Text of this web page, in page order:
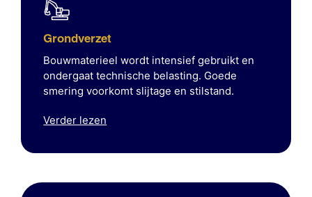
Grondverzet
Bouwmaterieel wordt intensief gebruikt en
ondergaat technische belasting. Goede
smering voorkomt slijtage en stilstand.
Verder lezen